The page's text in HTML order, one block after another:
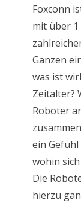
Foxconn
mit über
Ganzen
was ist
Zeitalter?
Roboter
ein
wohin
Die
hierzu